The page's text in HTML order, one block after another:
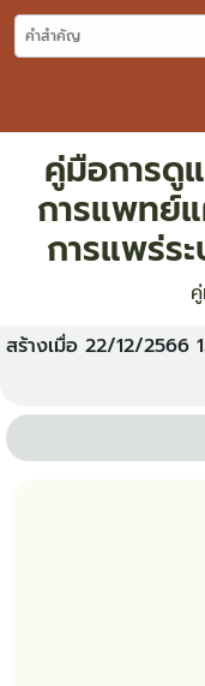
คู่มือการดู
การแพทย์
การแพร่ร
สร้างเมื่อ 22/12/2566